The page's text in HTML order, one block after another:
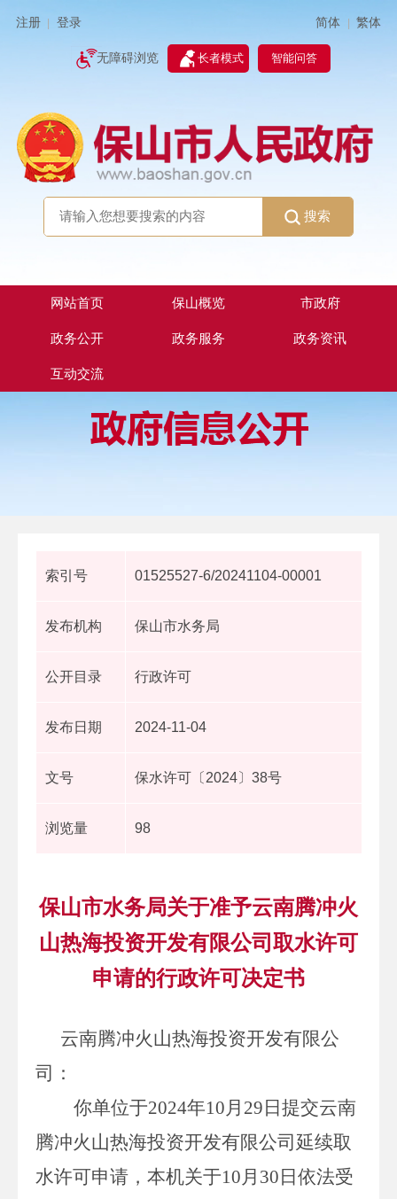
注册 登录 简体 | 繁体
无障碍浏览 长者模式 智能问答
搜索
网站首页 保山概览 市政府
政务公开 政务服务 政务资讯
互动交流
索引号 01525527-6/20241104-00001
发布机构 保山市水务局
公开目录 行政许可
发布日期 2024-11-04
文号 保水许可〔2024〕38号
浏览量 98
保山市水务局关于准予云南腾冲火
山热海投资开发有限公司取水许可
申请的行政许可决定书
云南腾冲火山热海投资开发有限公
司 ：
你单位于2024年10月 29 日提交云南
腾冲火山热海投资开发有限公司延续取
水许可申请， 本机关于10月 30 日依法受